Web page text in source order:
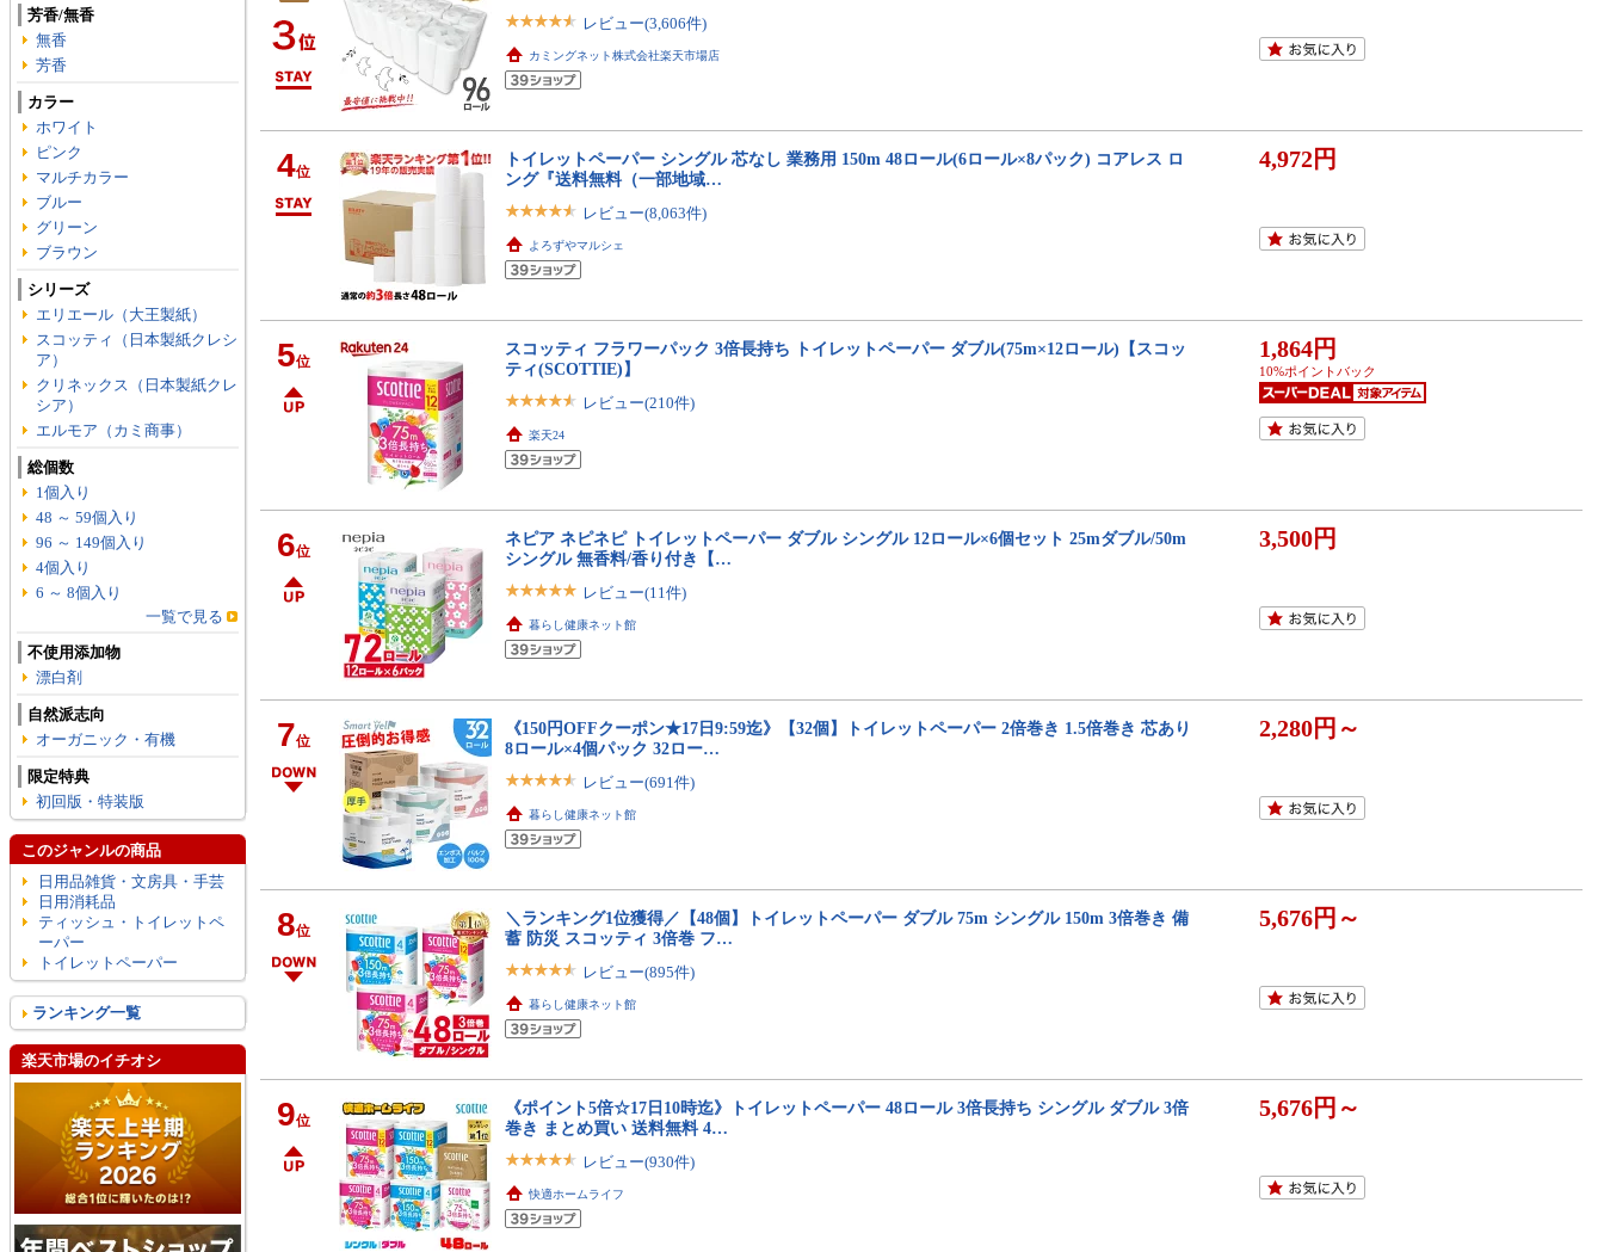
レビュー(3,606件)
カミングネット株式会社楽天市場店
4位
トイレットペーパー シングル 芯なし 業務用 150m 48ロール(6ロール×8パック) コアレス ロ
ング『送料無料（一部地域…
レビュー(8,063件)
よろずやマルシェ
4,972円
5位
スコッティ フラワーパック 3倍長持ち トイレットペーパー ダブル(75m×12ロール)【スコッ
ティ(SCOTTIE)】
レビュー(210件)
楽天24
1,864円
10%ポイントバック
6位
ネピア ネピネピ トイレットペーパー ダブル シングル 12ロール×6個セット 25mダブル/50m
シングル 無香料/香り付き【…
レビュー(11件)
暮らし健康ネット館
3,500円
7位
《150円OFFクーポン★17日9:59迄》【32個】トイレットペーパー 2倍巻き 1.5倍巻き 芯あり
8ロール×4個パック 32ロー…
レビュー(691件)
暮らし健康ネット館
2,280円～
8位
＼ランキング1位獲得／【48個】トイレットペーパー ダブル 75m シングル 150m 3倍巻き 備
蓄 防災 スコッティ 3倍巻 フ…
レビュー(895件)
暮らし健康ネット館
5,676円～
9位
《ポイント5倍☆17日10時迄》トイレットペーパー 48ロール 3倍長持ち シングル ダブル 3倍
巻き まとめ買い 送料無料 4…
レビュー(930件)
快適ホームライフ
5,676円～
芳香/無香
無香
芳香
カラー
ホワイト
ピンク
マルチカラー
ブルー
グリーン
ブラウン
シリーズ
エリエール（大王製紙）
スコッティ（日本製紙クレシ
ア）
クリネックス（日本製紙クレ
シア）
エルモア（カミ商事）
総個数
1個入り
48 ～ 59個入り
96 ～ 149個入り
4個入り
6 ～ 8個入り
一覧で見る
不使用添加物
漂白剤
自然派志向
オーガニック・有機
限定特典
初回版・特装版
このジャンルの商品
日用品雑貨・文房具・手芸
日用消耗品
ティッシュ・トイレットペ
ーパー
トイレットペーパー
ランキング一覧
楽天市場のイチオシ